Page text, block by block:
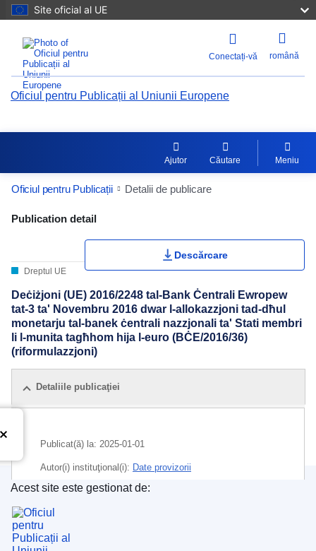
Site oficial al UE
Conectați-vă română
Oficiul pentru Publicații al Uniunii Europene
Ajutor Căutare Meniu
Oficiul pentru Publicații Detalii de publicare
Publication Detail Actions Portlet
Publication detail
Dreptul UE
Descărcare
Deċiżjoni (UE) 2016/2248 tal-Bank Ċentrali Ewropew
tat-3 ta' Novembru 2016 dwar l-allokazzjoni tad-dħul
monetarju tal-banek ċentrali nazzjonali ta' Stati membri
li l-munita tagħhom hija l-euro (BĊE/2016/36)
(riformulazzjoni)
Detaliile publicaţiei
Publicat(ă) la: 2025-01-01
Autor(i) instituţional(i): Date provizorii
Oficiul pentru Publicații al Uniunii Europene
Acest site este gestionat de: